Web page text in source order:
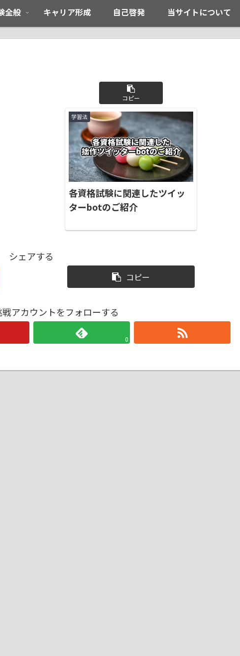
全般 キャリア形成 自己啓発 当サイトについて
コピー
学習法
各資格試験に関連したツイッ
ターbotのご紹介
シェアする
コピー
アカウントをフォローする
0